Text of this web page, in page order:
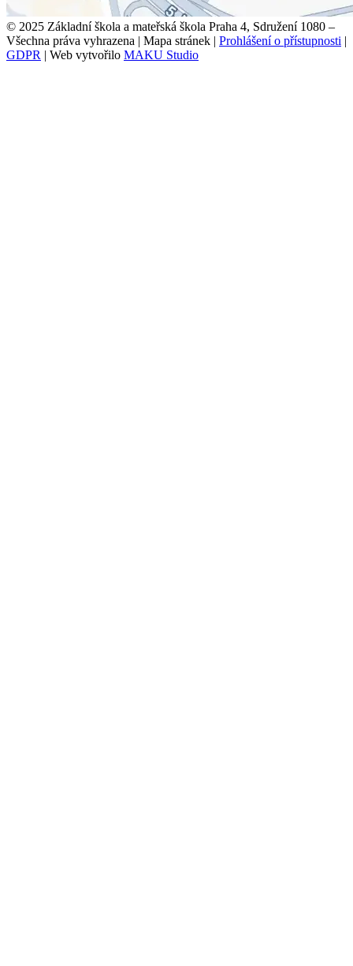
© 2025 Základní škola a mateřská škola Praha 4, Sdružení 1080 –
Všechna práva vyhrazena | Mapa stránek | Prohlášení o přístupnosti |
GDPR | Web vytvořilo MAKU Studio